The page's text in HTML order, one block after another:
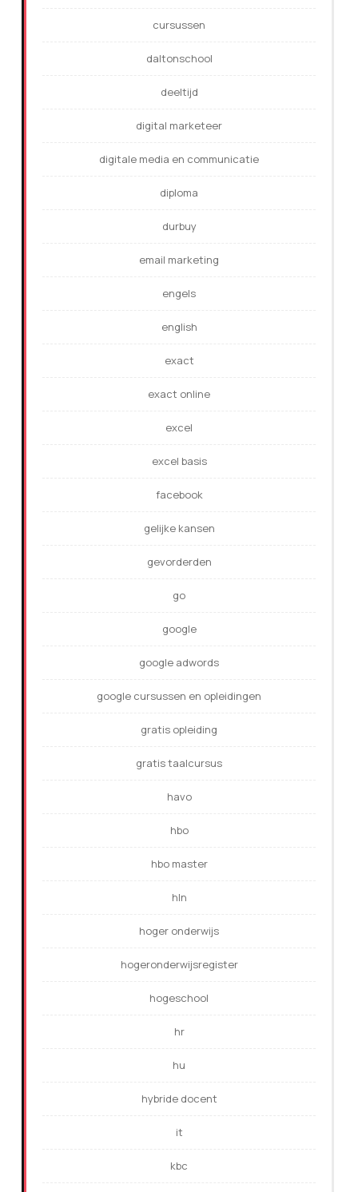
cursussen
daltonschool
deeltijd
digital marketeer
digitale media en communicatie
diploma
durbuy
email marketing
engels
english
exact
exact online
excel
excel basis
facebook
gelijke kansen
gevorderden
go
google
google adwords
google cursussen en opleidingen
gratis opleiding
gratis taalcursus
havo
hbo
hbo master
hln
hoger onderwijs
hogeronderwijsregister
hogeschool
hr
hu
hybride docent
it
kbc